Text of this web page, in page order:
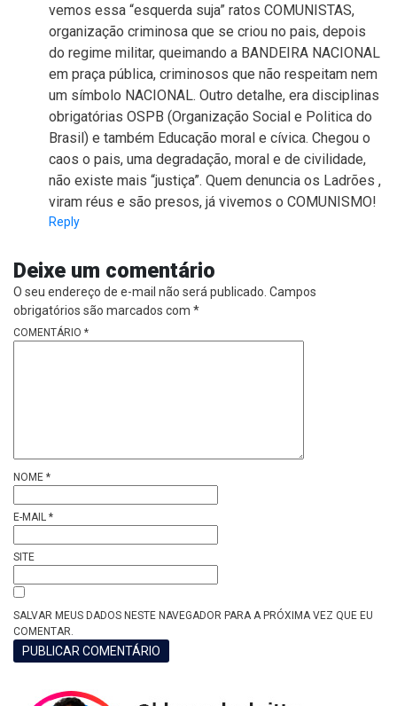
vemos essa “esquerda suja” ratos COMUNISTAS,
organização criminosa que se criou no pais, depois
do regime militar, queimando a BANDEIRA NACIONAL
em praça pública, criminosos que não respeitam nem
um símbolo NACIONAL. Outro detalhe, era disciplinas
obrigatórias OSPB (Organização Social e Politica do
Brasil) e também Educação moral e cívica. Chegou o
caos o pais, uma degradação, moral e de civilidade,
não existe mais “justiça”. Quem denuncia os Ladrões ,
viram réus e são presos, já vivemos o COMUNISMO!
Reply
Deixe um comentário
O seu endereço de e-mail não será publicado. Campos
obrigatórios são marcados com *
COMENTÁRIO *
NOME *
E-MAIL *
SITE
SALVAR MEUS DADOS NESTE NAVEGADOR PARA A PRÓXIMA VEZ QUE EU
COMENTAR.